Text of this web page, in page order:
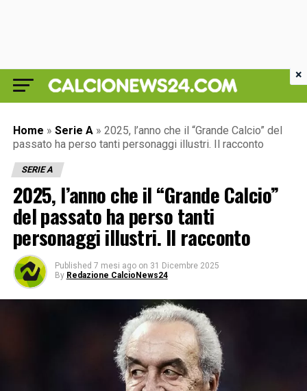
Home » Serie A » 2025, l’anno che il “Grande Calcio” del
passato ha perso tanti personaggi illustri. Il racconto
SERIE A
2025, l’anno che il “Grande Calcio”
del passato ha perso tanti
personaggi illustri. Il racconto
Published 7 mesi ago on 31 Dicembre 2025
By Redazione CalcioNews24
×